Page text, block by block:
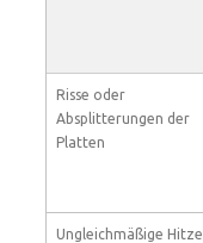
Risse oder
Absplitterungen der
Platten
Ungleichmäßige